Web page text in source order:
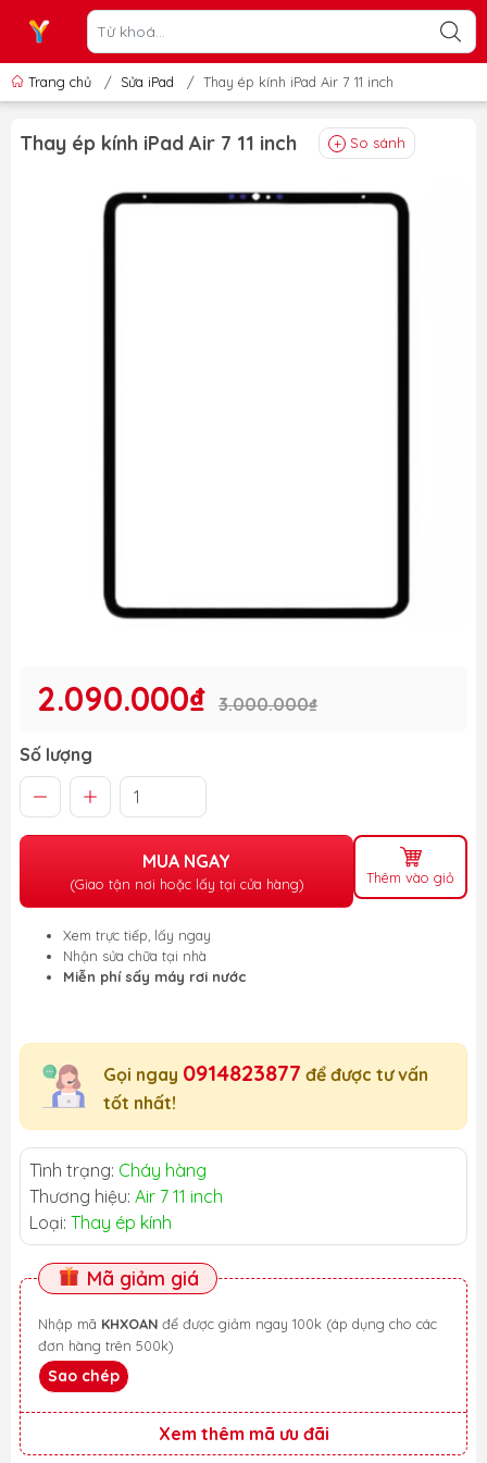
Trang chủ / Sửa iPad / Thay ép kính iPad Air 7 11 inch
Thay ép kính iPad Air 7 11 inch So sánh
2.090.000₫ 3.000.000₫
Số lượng
MUA NGAY
(Giao tận nơi hoặc lấy tại cửa hàng) Thêm vào giỏ
Xem trực tiếp, lấy ngay
Nhận sửa chữa tại nhà
Miễn phí sấy máy rơi nước
Gọi ngay 0914823877 để được tư vấn
tốt nhất!
Tình trạng: Cháy hàng
Thương hiệu: Air 7 11 inch
Loại: Thay ép kính
Mã giảm giá
Nhập mã KHXOAN
đơn hàng trên 500k)
Sao chép
Xem thêm mã ưu đãi